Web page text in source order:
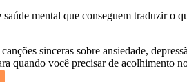
saúde mental que conseguem traduzir o
sinceras sobre ansiedade,
quando você precisar de acolhimento